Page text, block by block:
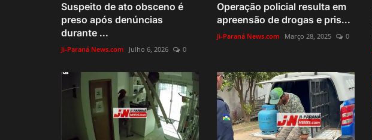
Suspeito de ato obsceno é
preso após denúncias
durante ...
Ji-Paraná News.com Julho 6, 2026 0
Operação policial resulta em
apreensão de drogas e pris...
Ji-Paraná News.com Março 28, 2025 0